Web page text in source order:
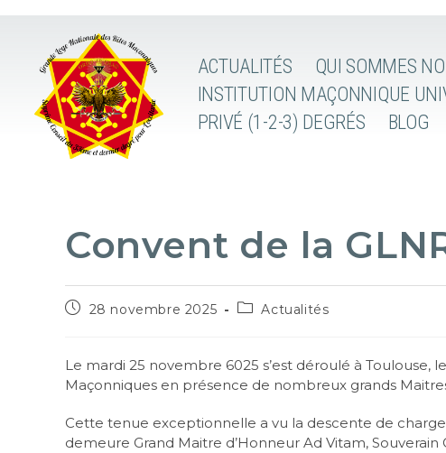
ACTUALITÉS QUI SOMMES
INSTITUTION MAÇONNIQUE
PRIVÉ (1-2-3) DEGRÉS
BLOG
Convent de la
28 novembre 2025 Actualités
Le mardi 25 novembre 6025 s’est déroulé à Toulouse,
Maçonniques en présence de nombreux grands
Cette tenue exceptionnelle a vu la descente de
demeure Grand Maitre d’Honneur Ad Vitam,